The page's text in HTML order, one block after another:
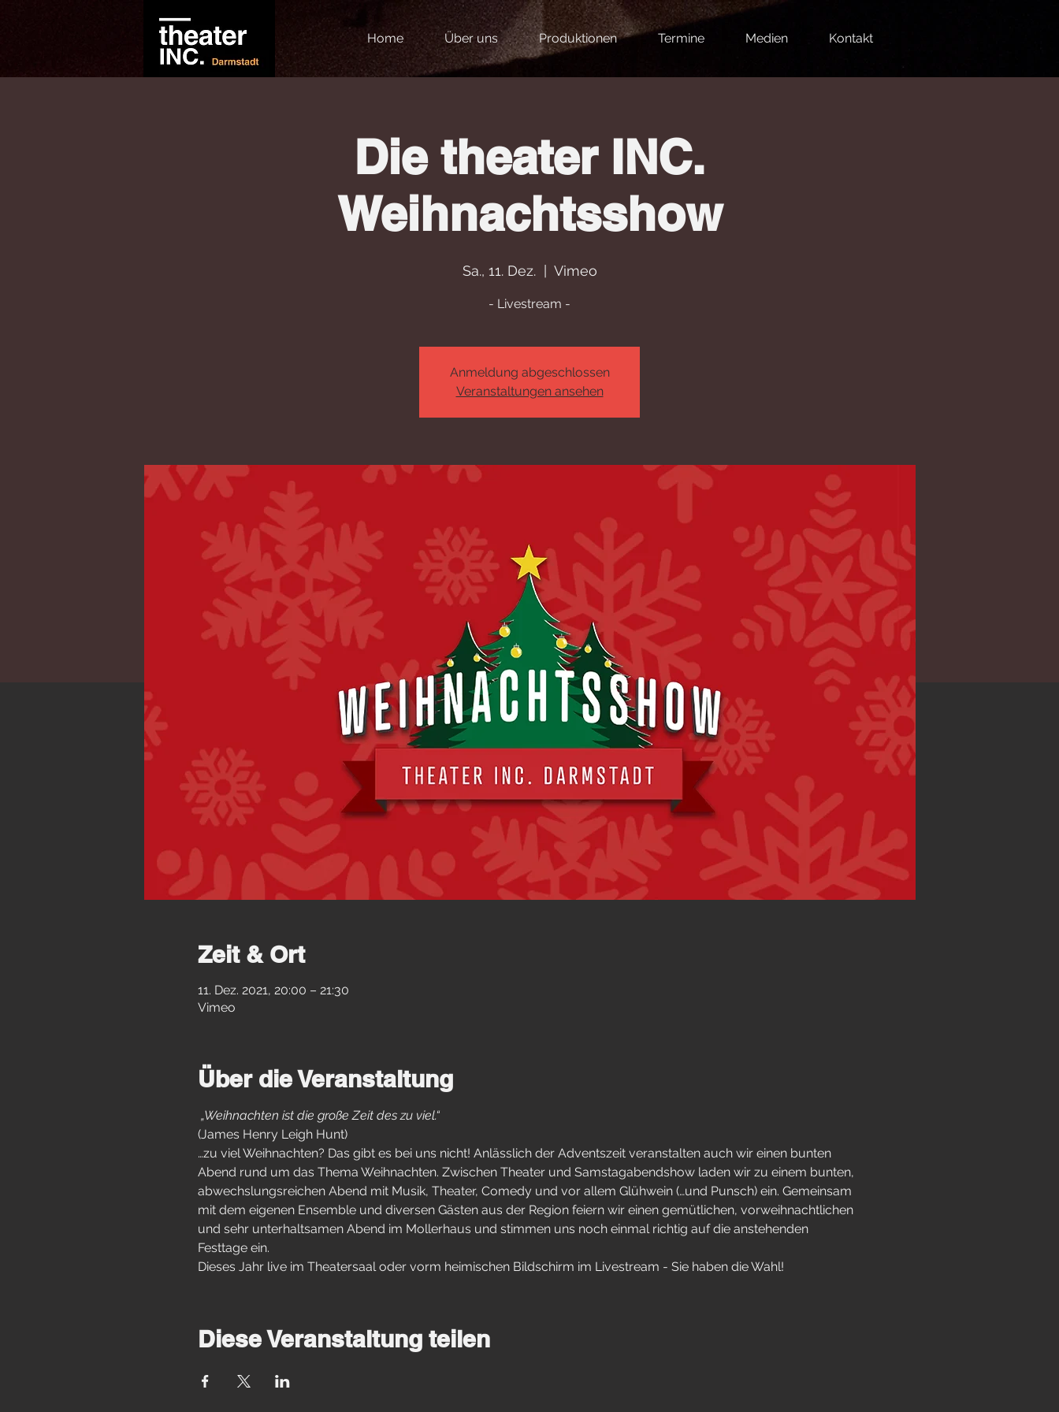
Home Über uns Produktionen Termine Medien Kontakt
Die theater INC.
Weihnachtsshow
Sa., 11. Dez.
  |
Vimeo
- Livestream -
Anmeldung abgeschlossen
Veranstaltungen ansehen
Zeit & Ort
11. Dez. 2021, 20:00 – 21:30
Vimeo
Über die Veranstaltung
„Weihnachten ist die große Zeit des zu viel.“
(James Henry Leigh Hunt)
…zu viel Weihnachten? Das gibt es bei uns nicht! Anlässlich der Adventszeit veranstalten auch wir einen bunten
Abend rund um das Thema Weihnachten. Zwischen Theater und Samstagabendshow laden wir zu einem bunten,
abwechslungsreichen Abend mit Musik, Theater, Comedy und vor allem Glühwein (…und Punsch) ein. Gemeinsam
mit dem eigenen Ensemble und diversen Gästen aus der Region feiern wir einen gemütlichen, vorweihnachtlichen
und sehr unterhaltsamen Abend im Mollerhaus und stimmen uns noch einmal richtig auf die anstehenden
Festtage ein.
Dieses Jahr live im Theatersaal oder vorm heimischen Bildschirm im Livestream - Sie haben die Wahl!
Diese Veranstaltung teilen